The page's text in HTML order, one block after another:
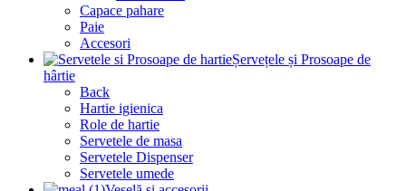
Capace pahare
Paie
Accesori
Șervețele și Prosoape de
hârtie
Back
Hartie igienica
Role de hartie
Servetele de masa
Servetele Dispenser
Servetele umede